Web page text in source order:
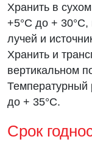
Хранить в
+5°C до +
лучей и
Хранить и
вертикальном
Температурный
до + 35°C.
Срок